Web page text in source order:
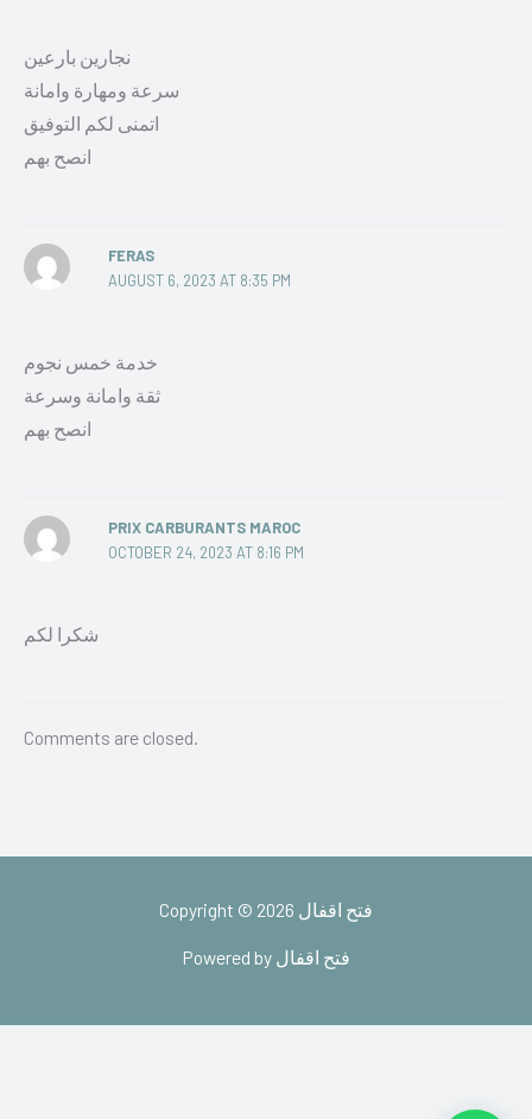
نجارين بارعين
سرعة ومهارة وامانة
اتمنى لكم التوفيق
انصح بهم
FERAS
AUGUST 6, 2023 AT 8:35 PM
خدمة خمس نجوم
ثقة وامانة وسرعة
انصح بهم
PRIX CARBURANTS MAROC
OCTOBER 24, 2023 AT 8:16 PM
شكرا لكم
Comments are closed.
Copyright © 2026 فتح اقفال
Powered by فتح اقفال